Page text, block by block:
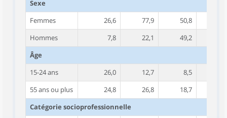
Sexe
Femmes
26,6 77,9 50,8
Hommes
7,8 22,1 49,2
Âge
15-24 ans
26,0 12,7 8,5
55 ans ou plus
24,8 26,8 18,7
Catégorie socioprofessionnelle